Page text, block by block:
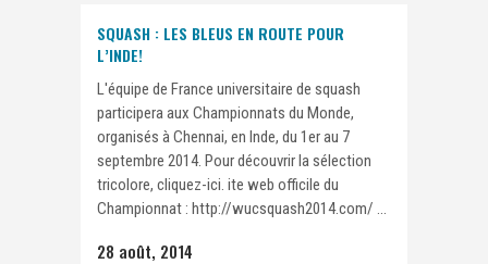
SQUASH : LES BLEUS EN ROUTE POUR
L’INDE!
L'équipe de France universitaire de squash
participera aux Championnats du Monde,
organisés à Chennai, en Inde, du 1er au 7
septembre 2014. Pour découvrir la sélection
tricolore, cliquez-ici. ite web officile du
Championnat : http://wucsquash2014.com/ ...
28 août, 2014